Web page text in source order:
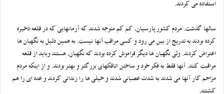
استفاده می کردند.
سالها گذشت. مردم کشور پارسیان، کم کم متوجه شدند که آرمانهایی که در قلعه ذخیره
کرده بودند به تدریج از بین می رود و کسی مراقب آنها نیست. به همین دلیل به نگهبان ها
اعتراض کردند. ولی نگهبان ها دیگر فراموش کرده بودند که نگهبان، هستند وباید از قلعه
مراقبت کنند. آنها فقط به فکر خود و ساختن اتاقکهای بزرگتر و بهتر بودند. و از اینکه مردم
مزاحم کار آنها می شدند به شدت عصبانی شدند و خیلی ها را زندانی کردند و عده ای را هم
کشتند.